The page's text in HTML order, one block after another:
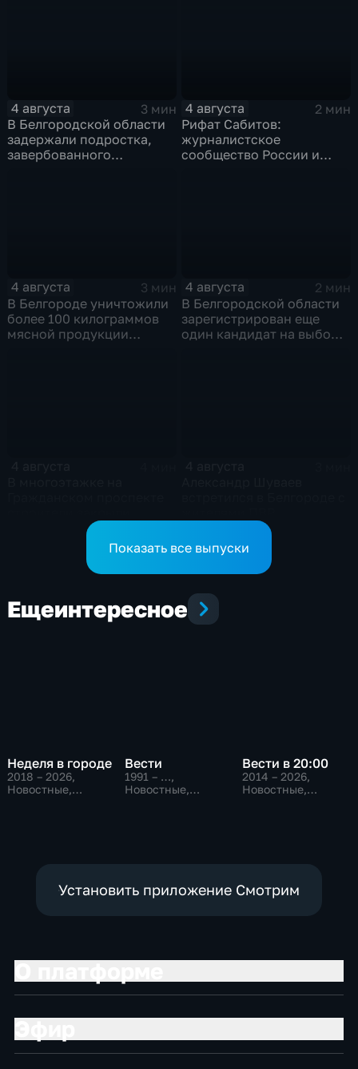
4 августа
3 мин
В Белгородской области
задержали подростка,
завербованного
4 августа
2 мин
Рифат Сабитов:
журналистское
сообщество России и
4 августа
3 мин
В Белгороде уничтожили
более 100 килограммов
мясной продукции
4 августа
2 мин
В Белгородской области
зарегистрирован еще
один кандидат на выборы
тепловой контур по
временной схемеПоказать все выпуски
Ещеинтересное
Неделя в городе
2018 – 2026,
Новостные,
Вести
1991 – …,
Новостные,
Вести в 20:00
2014 – 2026,
Новостные,
Установить приложение Смотрим